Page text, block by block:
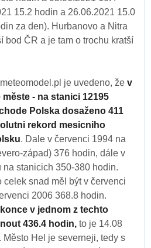
15.2 hodin a 26.06.2021 15.0
za den). Hurbanovo a Nitra
bod ČR a je tam o trochu kratší
je uvedeno, že v
- na stanici 12195
Polska dosaženo 411
rekord mesicniho
. Dale v červenci 1994 na
západ) 376 hodin, dále v
stanicich 350-380 hodin.
celek snad měl být v červenci
2006 368.8 hodin.
v jednom z techto
436.4 hodin, to je 14.08
Město Hel je severneji, tedy s